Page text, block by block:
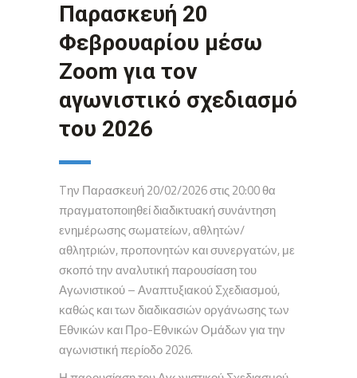
Παρασκευή 20
Φεβρουαρίου μέσω
Zoom για τον
αγωνιστικό σχεδιασμό
του 2026
Tην Παρασκευή 20/02/2026 στις 20:00 θα
πραγματοποιηθεί διαδικτυακή συνάντηση
ενημέρωσης σωματείων, αθλητών/
αθλητριών, προπονητών και συνεργατών, με
σκοπό την αναλυτική παρουσίαση του
Αγωνιστικού – Αναπτυξιακού Σχεδιασμού,
καθώς και των διαδικασιών οργάνωσης των
Εθνικών και Προ-Εθνικών Ομάδων για την
αγωνιστική περίοδο 2026.